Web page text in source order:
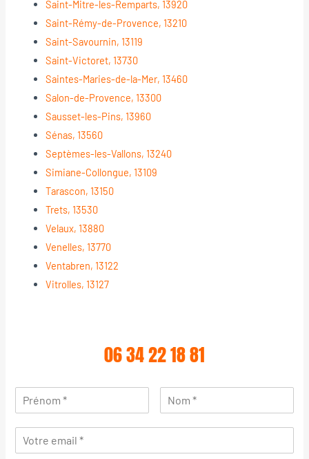
Saint-Mitre-les-Remparts, 13920
Saint-Rémy-de-Provence, 13210
Saint-Savournin, 13119
Saint-Victoret, 13730
Saintes-Maries-de-la-Mer, 13460
Salon-de-Provence, 13300
Sausset-les-Pins, 13960
Sénas, 13560
Septèmes-les-Vallons, 13240
Simiane-Collongue, 13109
Tarascon, 13150
Trets, 13530
Velaux, 13880
Venelles, 13770
Ventabren, 13122
Vitrolles, 13127
06 34 22 18 81